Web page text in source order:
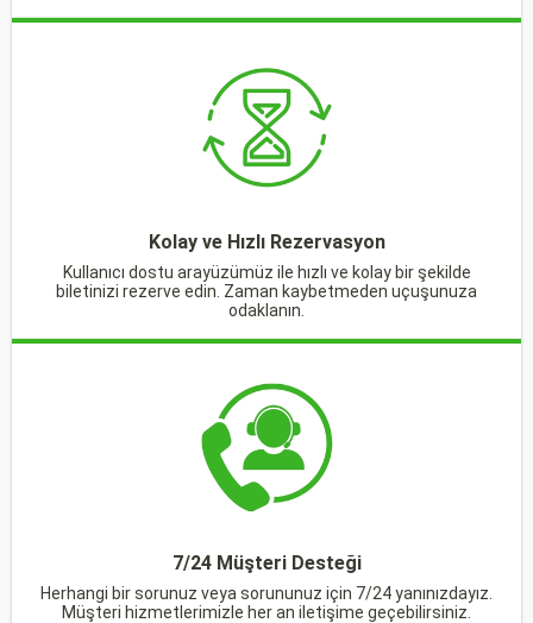
Kolay ve Hızlı Rezervasyon
Kullanıcı dostu arayüzümüz ile hızlı ve kolay bir şekilde
biletinizi rezerve edin. Zaman kaybetmeden uçuşunuza
odaklanın.
7/24 Müşteri Desteği
Herhangi bir sorunuz veya sorununuz için 7/24 yanınızdayız.
Müşteri hizmetlerimizle her an iletişime geçebilirsiniz.